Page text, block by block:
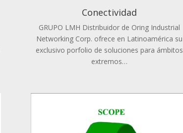
Conectividad
GRUPO LMH Distribuidor de Oring Industrial
Networking Corp. ofrece en Latinoamérica su
exclusivo porfolio de soluciones para ámbitos
extremos…